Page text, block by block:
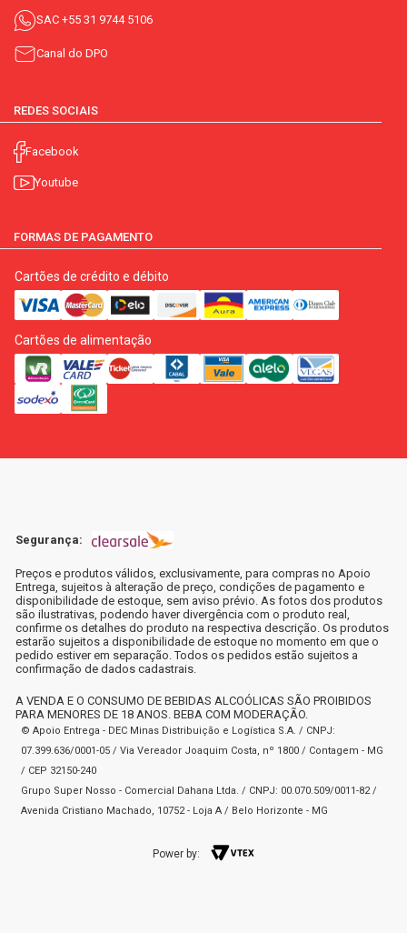
SAC +55 31 9744 5106
Canal do DPO
REDES SOCIAIS
Facebook
Youtube
FORMAS DE PAGAMENTO
Cartões de crédito e débito
Cartões de alimentação
Segurança:
Preços e produtos válidos, exclusivamente, para compras no Apoio
Entrega, sujeitos à alteração de preço, condições de pagamento e
disponibilidade de estoque, sem aviso prévio. As fotos dos produtos
são ilustrativas, podendo haver divergência com o produto real,
confirme os detalhes do produto na respectiva descrição. Os produtos
estarão sujeitos a disponibilidade de estoque no momento em que o
pedido estiver em separação. Todos os pedidos estão sujeitos a
confirmação de dados cadastrais.
A VENDA E O CONSUMO DE BEBIDAS ALCOÓLICAS SÃO PROIBIDOS
PARA MENORES DE 18 ANOS. BEBA COM MODERAÇÃO.
© Apoio Entrega - DEC Minas Distribuição e Logística S.A. / CNPJ:
07.399.636/0001-05 / Via Vereador Joaquim Costa, nº 1800 / Contagem - MG
/ CEP 32150-240
Grupo Super Nosso - Comercial Dahana Ltda. / CNPJ: 00.070.509/0011-82 /
Avenida Cristiano Machado, 10752 - Loja A / Belo Horizonte - MG
Power by: